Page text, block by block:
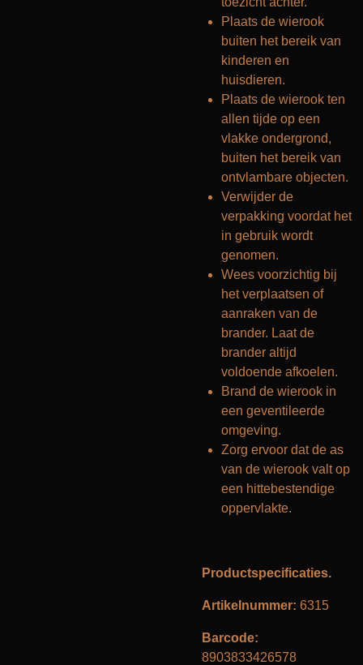
Plaats de wierook
buiten het bereik van
kinderen en
huisdieren.
Plaats de wierook ten
allen tijde op een
vlakke ondergrond,
buiten het bereik van
ontvlambare objecten.
Verwijder de
verpakking voordat het
in gebruik wordt
genomen.
Wees voorzichtig bij
het verplaatsen of
aanraken van de
brander. Laat de
brander altijd
voldoende afkoelen.
Brand de wierook in
een geventileerde
omgeving.
Zorg ervoor dat de as
van de wierook valt op
een hittebestendige
oppervlakte.
Productspecificaties.
Artikelnummer: 6315
Barcode:
8903833426578